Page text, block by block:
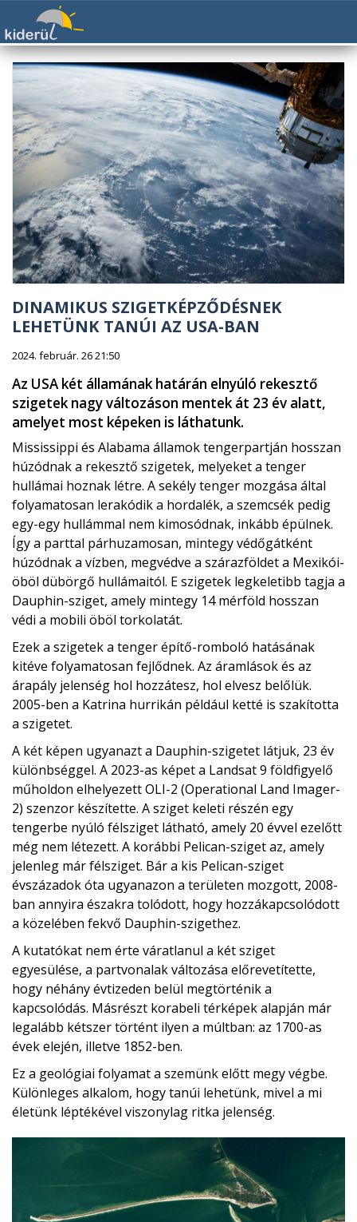
DINAMIKUS SZIGETKÉPZŐDÉSNEK
LEHETÜNK TANÚI AZ USA-BAN
2024. február. 26 21:50
Az USA két államának határán elnyúló rekesztő
szigetek nagy változáson mentek át 23 év alatt,
amelyet most képeken is láthatunk.
Mississippi és Alabama államok tengerpartján hosszan
húzódnak a rekesztő szigetek, melyeket a tenger
hullámai hoznak létre. A sekély tenger mozgása által
folyamatosan lerakódik a hordalék, a szemcsék pedig
egy-egy hullámmal nem kimosódnak, inkább épülnek.
Így a parttal párhuzamosan, mintegy védőgátként
húzódnak a vízben, megvédve a szárazföldet a Mexikói-
öböl dübörgő hullámaitól. E szigetek legkeletibb tagja a
Dauphin-sziget, amely mintegy 14 mérföld hosszan
védi a mobili öböl torkolatát.
Ezek a szigetek a tenger építő-romboló hatásának
kitéve folyamatosan fejlődnek. Az áramlások és az
árapály jelenség hol hozzátesz, hol elvesz belőlük.
2005-ben a Katrina hurrikán például ketté is szakította
a szigetet.
A két képen ugyanazt a Dauphin-szigetet látjuk, 23 év
különbséggel. A 2023-as képet a Landsat 9 földfigyelő
műholdon elhelyezett OLI-2 (Operational Land Imager-
2) szenzor készítette. A sziget keleti részén egy
tengerbe nyúló félsziget látható, amely 20 évvel ezelőtt
még nem létezett. A korábbi Pelican-sziget az, amely
jelenleg már félsziget. Bár a kis Pelican-sziget
évszázadok óta ugyanazon a területen mozgott, 2008-
ban annyira északra tolódott, hogy hozzákapcsolódott
a közelében fekvő Dauphin-szigethez.
A kutatókat nem érte váratlanul a két sziget
egyesülése, a partvonalak változása előrevetítette,
hogy néhány évtizeden belül megtörténik a
kapcsolódás. Másrészt korabeli térképek alapján már
legalább kétszer történt ilyen a múltban: az 1700-as
évek elején, illetve 1852-ben.
Ez a geológiai folyamat a szemünk előtt megy végbe.
Különleges alkalom, hogy tanúi lehetünk, mivel a mi
életünk léptékével viszonylag ritka jelenség.